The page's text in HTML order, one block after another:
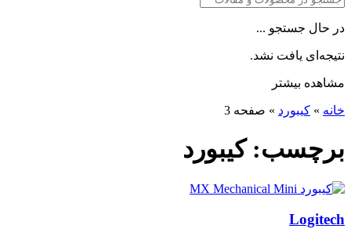
در حال جستجو ...
نتیجه‌ای یافت نشد.
مشاهده بیشتر
خانه » کیبورد » صفحه 3
برچسب:کیبورد
Logitech